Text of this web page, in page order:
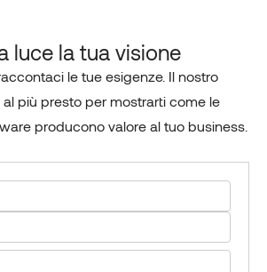
luce la tua visione
le tue esigenze. Il nostro
più presto per mostrarti come le
producono valore al tuo business.